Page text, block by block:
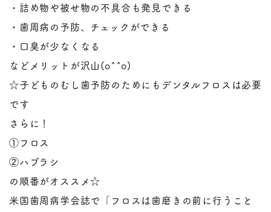
・詰め物や被せ物の不具合も発見できる
・歯周病の予防、チェックができる
・口臭が少なくなる
などメリットが沢山(o^^o)
☆子どものむし歯予防のためにもデンタルフロスは必要
です
さらに！
①フロス
②ハブラシ
の順番がオススメ☆
米国歯周病学会誌で「 フロスは歯磨き の前に行うこと